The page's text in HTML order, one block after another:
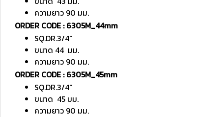
ความยาว 90 มม.
ORDER CODE : 6305M_44mm
SQ.DR.3/4"
ขนาด 44 มม.
ความยาว 90 มม.
ORDER CODE : 6305M_45mm
SQ.DR.3/4"
ขนาด 45 มม.
ความยาว 90 มม.